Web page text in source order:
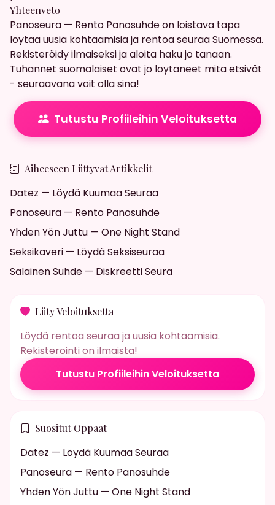
Yhteenveto
Panoseura — Rento Panosuhde on loistava tapa
loytaa uusia kohtaamisia ja rentoa seuraa Suomessa.
Rekisteröidy ilmaiseksi ja aloita haku jo tanaan.
Tuhannet suomalaiset ovat jo loytaneet mita etsivät
- seuraavana voit olla sina!
Tutustu Profiileihin Veloituksetta
Aiheeseen Liittyvat Artikkelit
Datez — Löydä Kuumaa Seuraa
Panoseura — Rento Panosuhde
Yhden Yön Juttu — One Night Stand
Seksikaveri — Löydä Seksiseuraa
Salainen Suhde — Diskreetti Seura
Liity Veloituksetta
Löydä rentoa seuraa ja uusia kohtaamisia.
Rekisterointi on ilmaista!
Tutustu Profiileihin Veloituksetta
Suositut Oppaat
Datez — Löydä Kuumaa Seuraa
Panoseura — Rento Panosuhde
Yhden Yön Juttu — One Night Stand